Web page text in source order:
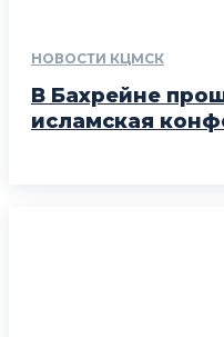
НОВОСТИ КЦМСК
В Бахрейне
исламская